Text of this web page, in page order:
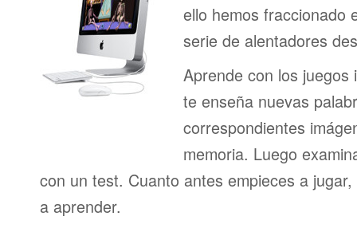
ello hemos fraccionado
serie de alentadores
Aprende con los juegos
te enseña nuevas
correspondientes
memoria. Luego
con un test. Cuanto antes empieces a
a aprender.